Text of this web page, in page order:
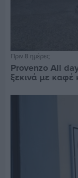
Πριν 8 ημέρες
Provenzo All
ξεκινά με καφέ